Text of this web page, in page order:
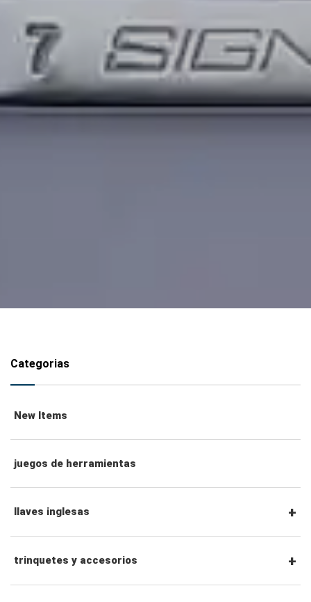
Categorias
New Items
juegos de herramientas
llaves inglesas
llaves combinadas
trinquetes y accesorios